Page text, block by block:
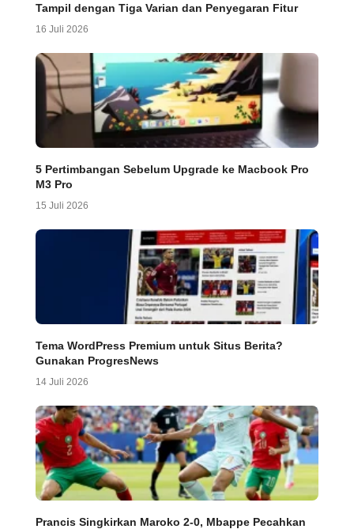
Tampil dengan Tiga Varian dan Penyegaran Fitur
16 Juli 2026
5 Pertimbangan Sebelum Upgrade ke Macbook Pro
M3 Pro
15 Juli 2026
Tema WordPress Premium untuk Situs Berita?
Gunakan ProgresNews
14 Juli 2026
Prancis Singkirkan Maroko 2-0, Mbappe Pecahkan